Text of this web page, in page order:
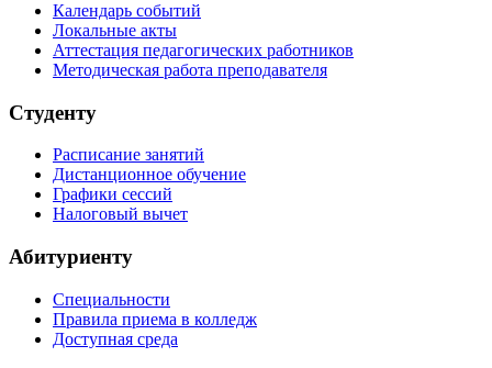
Календарь событий
Локальные акты
Аттестация педагогических работников
Методическая работа преподавателя
Студенту
Расписание занятий
Дистанционное обучение
Графики сессий
Налоговый вычет
Абитуриенту
Специальности
Правила приема в колледж
Доступная среда